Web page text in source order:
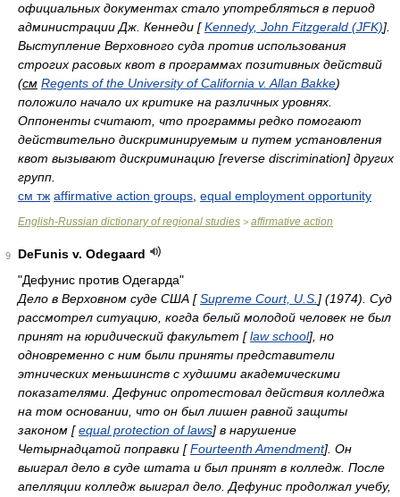
официальных документах стало употребляться в период
администрации Дж. Кеннеди [Kennedy, John Fitzgerald (JFK)].
Выступление Верховного суда против использования
строгих расовых квот в программах позитивных действий
(см Regents of the University of California v. Allan Bakke)
положило начало их критике на различных уровнях.
Оппоненты считают, что программы редко помогают
действительно дискриминируемым и путем установления
квот вызывают дискриминацию [reverse discrimination] других
групп.
см тж affirmative action groups equal employment opportunity
English-Russian dictionary of regional studies > affirmative action
9
DeFunis v. Odegaard
"Дефунис против Одегарда"
Дело в Верховном суде США [Supreme Court, U.S. ] (1974). Суд
рассмотрел ситуацию, когда белый молодой человек не был
принят на юридический факультет [law school], но
одновременно с ним были приняты представители
этнических меньшинств с худшими академическими
показателями. Дефунис опротестовал действия колледжа
на том основании, что он был лишен равной защиты
законом [equal protection of laws] в нарушение
Четырнадцатой поправки [Fourteenth Amendment]. Он
выиграл дело в суде штата и был принят в колледж. После
апелляции колледж выиграл дело. Дефунис продолжал учебу,